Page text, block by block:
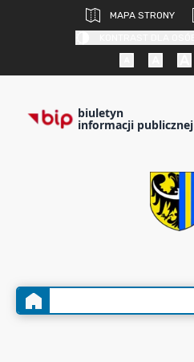
MAPA STRONY
biuletyn
informacji publicznej